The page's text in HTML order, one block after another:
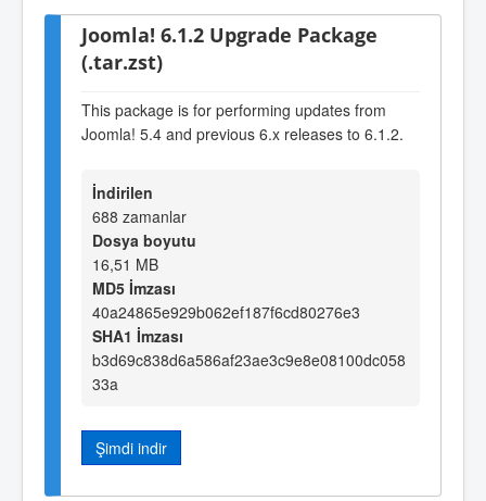
Joomla! 6.1.2 Upgrade Package
(.tar.zst)
This package is for performing updates from
Joomla! 5.4 and previous 6.x releases to 6.1.2.
İndirilen
688 zamanlar
Dosya boyutu
16,51 MB
MD5 İmzası
40a24865e929b062ef187f6cd80276e3
SHA1 İmzası
b3d69c838d6a586af23ae3c9e8e08100dc058
33a
Şimdi indir